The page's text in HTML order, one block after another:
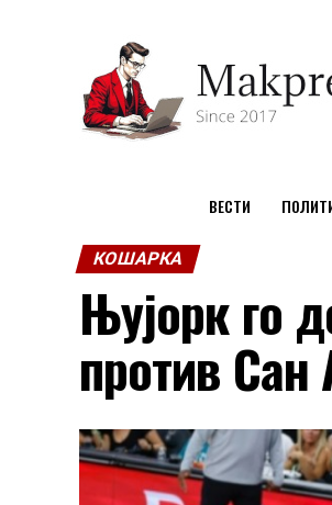
ВЕСТИ
КОШАРКА
Њујорк го
против Сан